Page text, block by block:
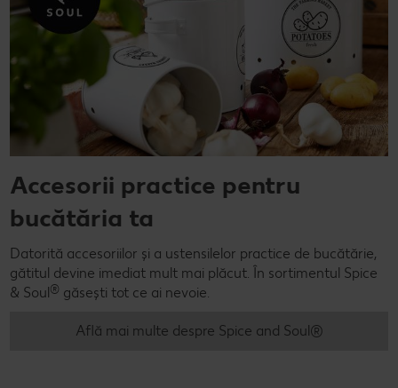
Accesorii practice pentru
bucătăria ta
Datorită accesoriilor și a ustensilelor practice de bucătărie,
gătitul devine imediat mult mai plăcut. În sortimentul Spice
& Soul® găsești tot ce ai nevoie.
Află mai multe despre Spice and Soul®